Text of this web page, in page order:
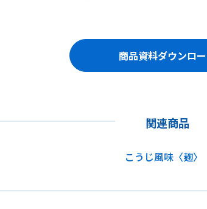
商品資料ダウンロ
関連商品
こうじ風味〈麹〉